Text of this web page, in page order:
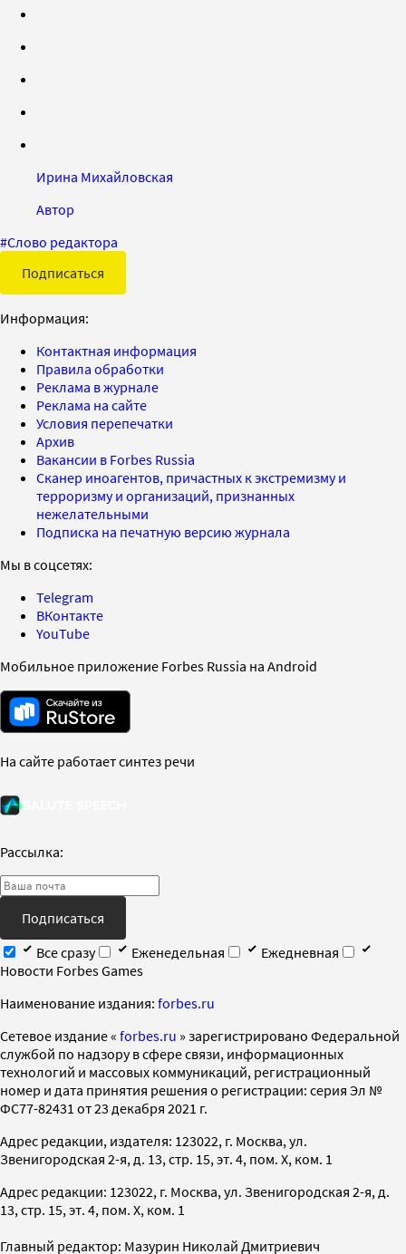
Ирина Михайловская
Автор
#Слово редактора
Подписаться
Информация:
Контактная информация
Правила обработки
Реклама в журнале
Реклама на сайте
Условия перепечатки
Архив
Вакансии в Forbes Russia
Сканер иноагентов, причастных к экстремизму и
терроризму и организаций, признанных
нежелательными
Подписка на печатную версию журнала
Мы в соцсетях:
Telegram
ВКонтакте
YouTube
Мобильное приложение Forbes Russia на Android
На сайте работает синтез речи
Рассылка:
Подписаться
Все сразу
Еженедельная
Ежедневная
Новости Forbes Games
Наименование издания: forbes.ru
Cетевое издание « forbes.ru » зарегистрировано Федеральной
службой по надзору в сфере связи, информационных
технологий и массовых коммуникаций, регистрационный
номер и дата принятия решения о регистрации: серия Эл №
ФС77-82431 от 23 декабря 2021 г.
Адрес редакции, издателя: 123022, г. Москва, ул.
Звенигородская 2-я, д. 13, стр. 15, эт. 4, пом. X, ком. 1
Адрес редакции: 123022, г. Москва, ул. Звенигородская 2-я, д.
13, стр. 15, эт. 4, пом. X, ком. 1
Главный редактор: Мазурин Николай Дмитриевич